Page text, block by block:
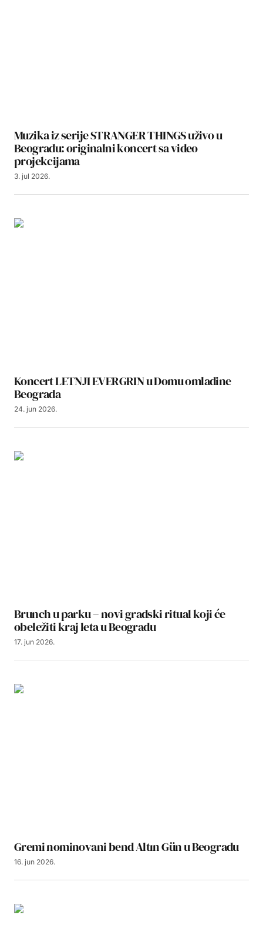
Muzika iz serije STRANGER THINGS uživo u
Beogradu: originalni koncert sa video
projekcijama
3. jul 2026.
Koncert LETNJI EVERGRIN u Domu omladine
Beograda
24. jun 2026.
Brunch u parku – novi gradski ritual koji će
obeležiti kraj leta u Beogradu
17. jun 2026.
Gremi nominovani bend Altın Gün u Beogradu
16. jun 2026.